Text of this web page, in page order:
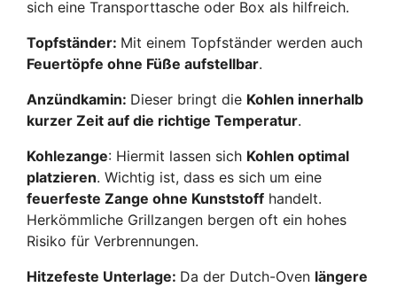
sich eine Transporttasche oder Box als hilfreich.
Topfständer: Mit einem Topfständer werden auch
Feuertöpfe ohne Füße aufstellbar.
Anzündkamin: Dieser bringt die Kohlen innerhalb
kurzer Zeit auf die richtige Temperatur.
Kohlezange: Hiermit lassen sich Kohlen optimal
platzieren. Wichtig ist, dass es sich um eine
feuerfeste Zange ohne Kunststoff handelt.
Herkömmliche Grillzangen bergen oft ein hohes
Risiko für Verbrennungen.
Hitzefeste Unterlage: Da der Dutch-Oven längere